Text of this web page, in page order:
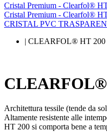
Cristal Premium - Clearfol®
Cristal Premium - Clearfol®
CRISTAL PVC
| CLEARFOL® HT 200
Architettura tessile (tende da
Altamente resistente alle
HT 200 si comporta bene a